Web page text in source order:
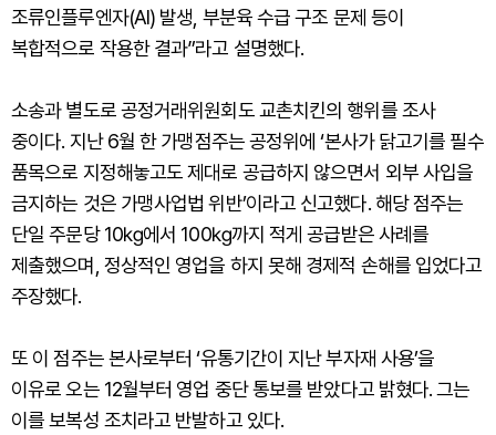
조류인플루엔자(AI) 발생, 부분육 수급 구조 문제 등이
복합적으로 작용한 결과”라고 설명했다.
소송과 별도로 공정거래위원회도 교촌치킨의 행위를 조사
중이다. 지난 6월 한 가맹점주는 공정위에 ‘본사가 닭고기를 필수
품목으로 지정해놓고도 제대로 공급하지 않으면서 외부 사입을
금지하는 것은 가맹사업법 위반’이라고 신고했다. 해당 점주는
단일 주문당 10㎏에서 100㎏까지 적게 공급받은 사례를
제출했으며, 정상적인 영업을 하지 못해 경제적 손해를 입었다고
주장했다.
또 이 점주는 본사로부터 ‘유통기간이 지난 부자재 사용’을
이유로 오는 12월부터 영업 중단 통보를 받았다고 밝혔다. 그는
이를 보복성 조치라고 반발하고 있다.